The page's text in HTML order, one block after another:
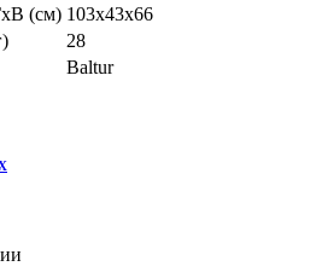
(см) 103x43x66
28
Baltur